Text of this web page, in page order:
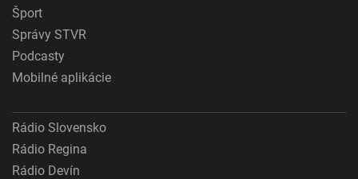
Šport
Správy STVR
Podcasty
Mobilné aplikácie
Rádio Slovensko
Rádio Regina
Rádio Devín